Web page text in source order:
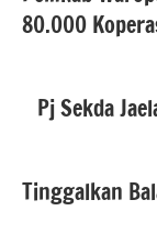
80.000
Pj Sekda
Tinggalkan